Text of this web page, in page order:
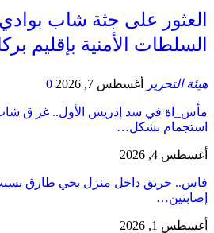
العثور على جثة شاب
السلطات الأمنية بإقليم
هيئة التحرير أغسطس 7, 2026 0
مأس_اة في سد إدريس الأول.. غر ق
استجمام بشكل…
أغسطس 4, 2026
فاس.. حريق داخل منزل بحي طارق
إصابتين…
أغسطس 1, 2026